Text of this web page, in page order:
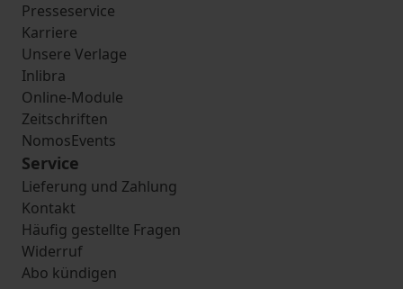
Presseservice
Karriere
Unsere Verlage
Inlibra
Online-Module
Zeitschriften
NomosEvents
Service
Lieferung und Zahlung
Kontakt
Häufig gestellte Fragen
Widerruf
Abo kündigen